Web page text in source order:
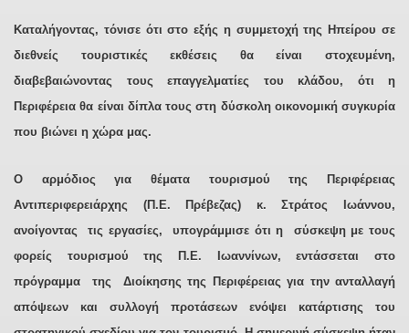
Καταλήγοντας, τόνισε ότι στο εξής η συμμετοχή της Ηπείρου σε
διεθνείς τουριστικές εκθέσεις θα είναι στοχευμένη,
διαβεβαιώνοντας τους επαγγελματίες του κλάδου, ότι η
Περιφέρεια θα είναι δίπλα τους στη δύσκολη οικονομική συγκυρία
που βιώνει η χώρα μας.
Ο αρμόδιος για θέματα τουρισμού της Περιφέρειας
Αντιπεριφερειάρχης (Π.Ε. Πρέβεζας) κ. Στράτος Ιωάννου,
ανοίγοντας τις εργασίες, υπογράμμισε ότι η σύσκεψη με τους
φορείς τουρισμού της Π.Ε. Ιωαννίνων, εντάσσεται στο
πρόγραμμα της Διοίκησης της Περιφέρειας για την ανταλλαγή
απόψεων και συλλογή προτάσεων ενόψει κατάρτισης του